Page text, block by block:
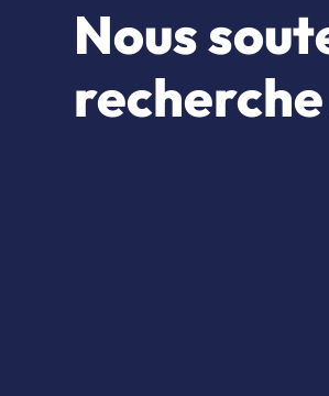
Nous